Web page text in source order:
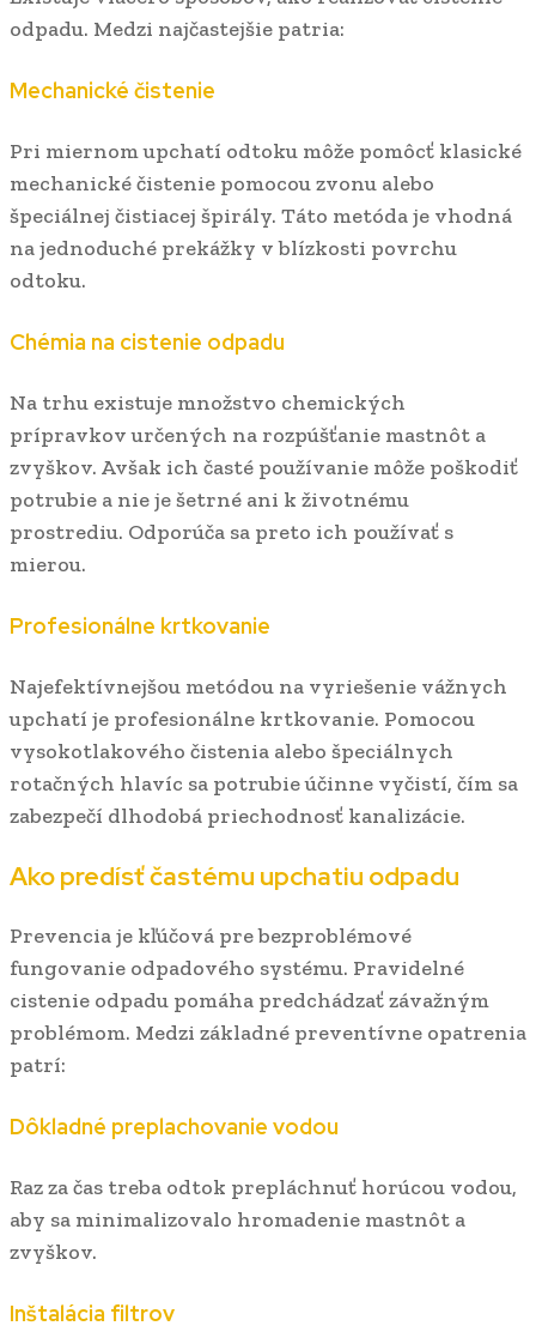
odpadu. Medzi najčastejšie patria:
Mechanické čistenie
Pri miernom upchatí odtoku môže pomôcť klasické
mechanické čistenie pomocou zvonu alebo
špeciálnej čistiacej špirály. Táto metóda je vhodná
na jednoduché prekážky v blízkosti povrchu
odtoku.
Chémia na cistenie odpadu
Na trhu existuje množstvo chemických
prípravkov určených na rozpúšťanie mastnôt a
zvyškov. Avšak ich časté používanie môže poškodiť
potrubie a nie je šetrné ani k životnému
prostrediu. Odporúča sa preto ich používať s
mierou.
Profesionálne krtkovanie
Najefektívnejšou metódou na vyriešenie vážnych
upchatí je profesionálne krtkovanie. Pomocou
vysokotlakového čistenia alebo špeciálnych
rotačných hlavíc sa potrubie účinne vyčistí, čím sa
zabezpečí dlhodobá priechodnosť kanalizácie.
Ako predísť častému upchatiu odpadu
Prevencia je kľúčová pre bezproblémové
fungovanie odpadového systému. Pravidelné
cistenie odpadu pomáha predchádzať závažným
problémom. Medzi základné preventívne opatrenia
patrí:
Dôkladné preplachovanie vodou
Raz za čas treba odtok prepláchnuť horúcou vodou,
aby sa minimalizovalo hromadenie mastnôt a
zvyškov.
Inštalácia filtrov